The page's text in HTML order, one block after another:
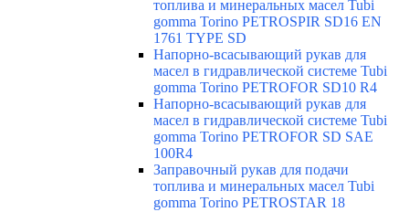
топлива и минеральных масел Tubi
gomma Torino PETROSPIR SD16 EN
1761 TYPE SD
Напорно-всасывающий рукав для
масел в гидравлической системе Tubi
gomma Torino PETROFOR SD10 R4
Напорно-всасывающий рукав для
масел в гидравлической системе Tubi
gomma Torino PETROFOR SD SAE
100R4
Заправочный рукав для подачи
топлива и минеральных масел Tubi
gomma Torino PETROSTAR 18